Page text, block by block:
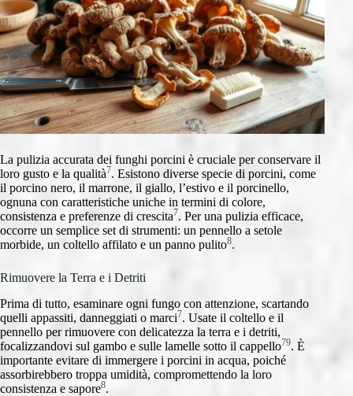
La pulizia accurata dei funghi porcini è cruciale per conservare il
loro gusto e la qualità7. Esistono diverse specie di porcini, come
il porcino nero, il marrone, il giallo, l’estivo e il porcinello,
ognuna con caratteristiche uniche in termini di colore,
consistenza e preferenze di crescita7. Per una pulizia efficace,
occorre un semplice set di strumenti: un pennello a setole
morbide, un coltello affilato e un panno pulito8.
Rimuovere la Terra e i Detriti
Prima di tutto, esaminare ogni fungo con attenzione, scartando
quelli appassiti, danneggiati o marci7. Usate il coltello e il
pennello per rimuovere con delicatezza la terra e i detriti,
focalizzandovi sul gambo e sulle lamelle sotto il cappello79. È
importante evitare di immergere i porcini in acqua, poiché
assorbirebbero troppa umidità, compromettendo la loro
consistenza e sapore8.